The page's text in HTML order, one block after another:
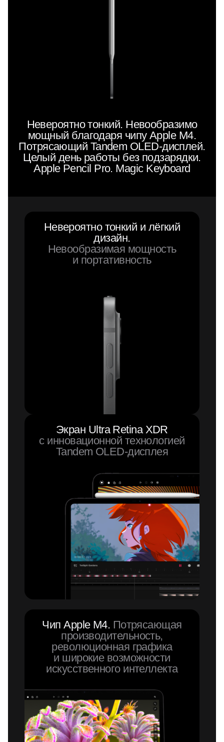
Невероятно тонкий. Невообразимо
мощный благодаря чипу Apple M4.
Потрясающий Tandem OLED-дисплей.
Целый день работы без подзарядки.
Apple Pencil Pro. Magic Keyboard
Невероятно тонкий и лёгкий
дизайн.
Невообразимая мощность
и портативность
Экран Ultra Retina XDR
с инновационной технологией
Tandem OLED-дисплея
Чип Apple M4. Потрясающая
производительность,
революционная графика
и широкие возможности
искусственного интеллекта